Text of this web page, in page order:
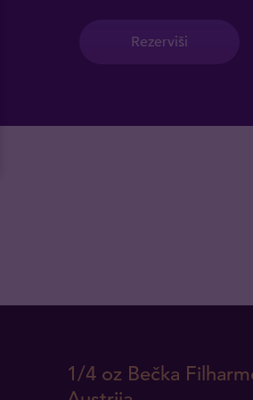
Rezerviši
1/4 oz Bečka